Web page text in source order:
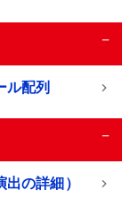
−
ル配列
−
の詳細）